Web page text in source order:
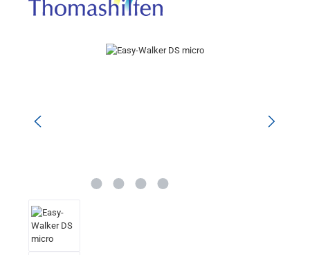
Bildergalerie überspringen